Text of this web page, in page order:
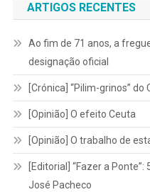
ARTIGOS RECENTES
Ao fim de 71 anos, a
designação oficial
[Crónica] “Pilim-grinos”
[Opinião] O efeito Ceuta
[Opinião] O trabalho de
[Editorial] “Fazer a
José Pacheco